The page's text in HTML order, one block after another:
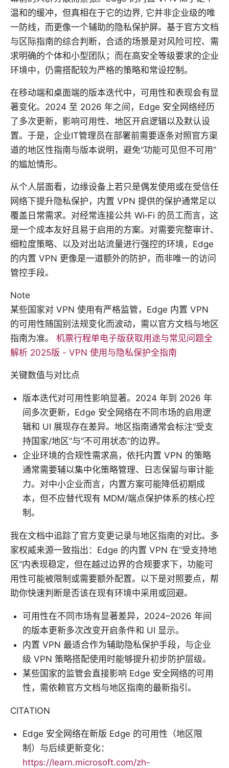
温和的缓冲，但真相在于它的边界, 它并非企业级的唯
一防线，而更像一个辅助的隐私保护屏。基于官方文档
与区际指南的综合判断，合适的场景是对风险可控、需
求明确的个体和小型团队；而在高安全等级要求的企业
环境中，仍需搭配较为严格的策略和常设控制。
在移动端和桌面端的版本迭代中，可用性和表现会有显
著变化。2024 至 2026 年之间，Edge 安全网络经历
了多次更新，影响可用性、地区开启逻辑以及默认设
置。于是，企业IT管理员在部署前需要逐条对照官方渠
道的地区性指南与版本说明，避免“功能可见但不可用”
的尴尬情形。
从个人层面看，边缘设备上若只是偶发使用或在受信任
网络下提升隐私保护，内置 VPN 提供的保护通常足以
覆盖日常需求。对经常连接公共 Wi‑Fi 的员工而言，这
是一个成本友好且易于启用的方案。对需要完整审计、
细粒度策略、以及对出站流量进行强控的环境，Edge
的内置 VPN 更像是一道额外的防护，而非唯一的访问
管控手段。
Note
某些国家对 VPN 使用有严格监管，Edge 内置 VPN
的可用性随国别法规变化而波动，需以官方文档与地区
指南为准。 机票行程单电子版获取用途与常见问题全
解析 2025版 - VPN 使用与隐私保护全指南
关键数值与对比点
版本迭代对可用性影响显著。2024 年到 2026 年
间多次更新，Edge 安全网络在不同市场的启用逻
辑和 UI 展现存在差异。地区指南通常会标注“受支
持国家/地区”与“不可用状态”的边界。
企业环境的合规性需求高，依托内置 VPN 的策略
通常需要辅以集中化策略管理、日志保留与审计能
力。对中小企业而言，内置方案可能降低初期成
本，但不应替代现有 MDM/端点保护体系的核心控
制。
我在文档中追踪了官方变更记录与地区指南的对比。多
家权威来源一致指出：Edge 的内置 VPN 在“受支持地
区”内表现稳定，但在越过边界的合规要求下，功能可
用性可能被限制或需要额外配置。以下是对照要点，帮
助你快速判断是否该在现有环境中采用或回避。
可用性在不同市场有显著差异，2024–2026 年间
的版本更新多次改变开启条件和 UI 显示。
内置 VPN 最适合作为辅助隐私保护手段，与企业
级 VPN 策略搭配使用时能够提升初步防护层级。
某些国家的监管会直接影响 Edge 安全网络的可用
性，需依赖官方文档与地区指南的最新指引。
CITATION
Edge 安全网络在新版 Edge 的可用性（地区限
制）与后续更新变化：
https://learn.microsoft.com/zh-